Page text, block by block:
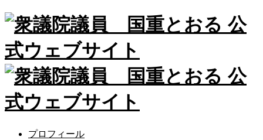
プロフィール